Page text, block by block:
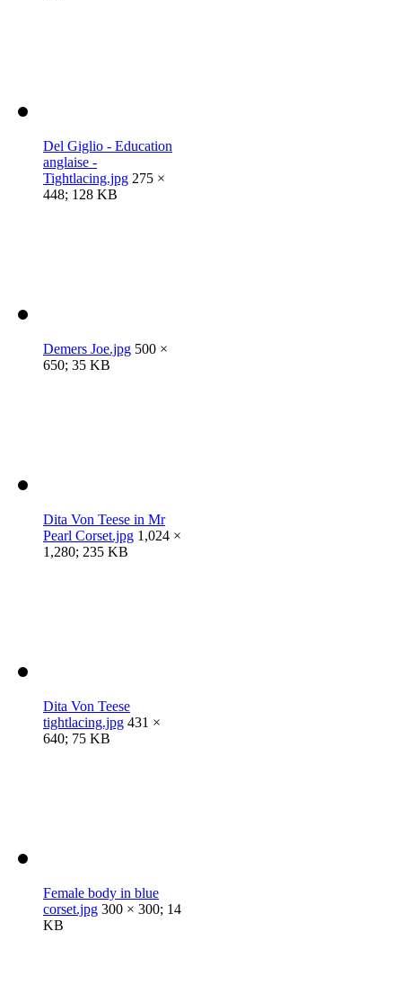
Del Giglio - Education
anglaise -
Tightlacing.jpg 275 ×
448; 128 KB
Demers Joe.jpg 500 ×
650; 35 KB
Dita Von Teese in Mr
Pearl Corset.jpg 1,024 ×
1,280; 235 KB
Dita Von Teese
tightlacing.jpg 431 ×
640; 75 KB
Female body in blue
corset.jpg 300 × 300; 14
KB